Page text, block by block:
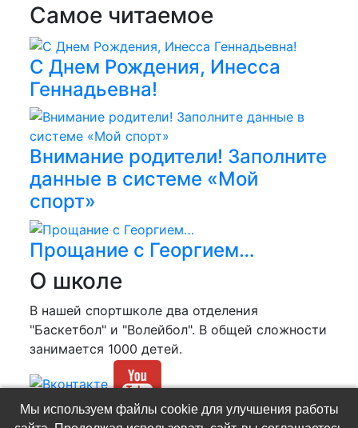
Самое читаемое
С Днем Рождения, Инесса
Геннадьевна!
Внимание родители! Заполните
данные в системе «Мой
спорт»
Прощание с Георгием…
О школе
В нашей спортшколе два отделения
"Баскетбол" и "Волейбол". В общей сложности
занимается 1000 детей.
(C) МБУДО СШ №2 «Ювента»
Мы используем файлы cookie для улучшения работы